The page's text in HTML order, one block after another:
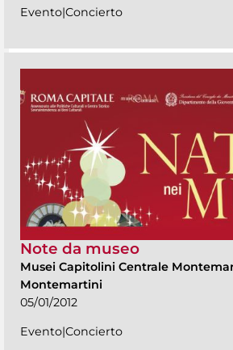
Evento|Concierto
Note da museo
Musei Capitolini Centrale
Montemartini
05/01/2012
Evento|Concierto